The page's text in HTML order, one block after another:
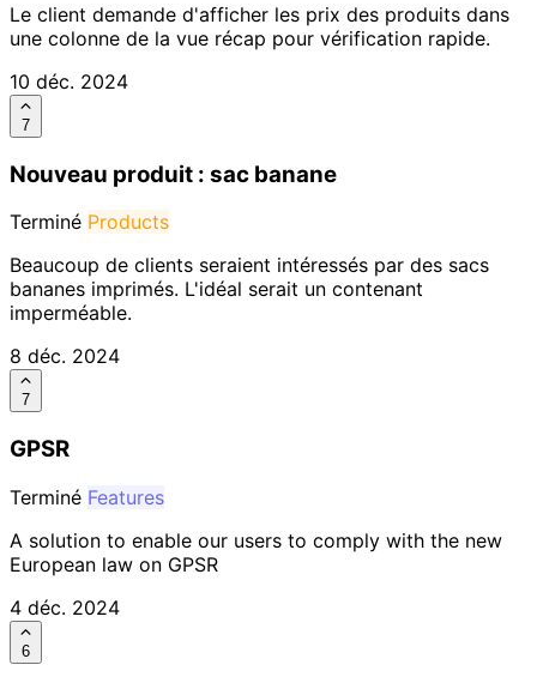
Le client demande d'afficher les prix des produits dans
une colonne de la vue récap pour vérification rapide.
10 déc. 2024
7
Nouveau produit : sac banane
Terminé Products
Beaucoup de clients seraient intéressés par des sacs
bananes imprimés. L'idéal serait un contenant
imperméable.
8 déc. 2024
7
GPSR
Terminé Features
A solution to enable our users to comply with the new
European law on GPSR
4 déc. 2024
6